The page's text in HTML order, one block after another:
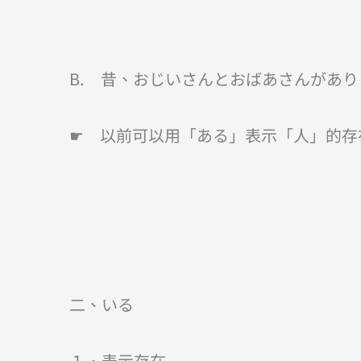
B. 昔、おじいさんとおばあさんがあり
☛ 以前可以用「ある」表示「人」的存
二、いる